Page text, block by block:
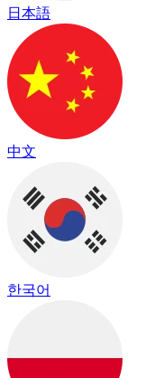
日本語
中文
한국어